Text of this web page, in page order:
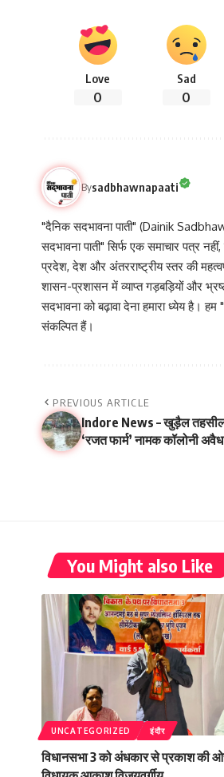
Love
0
Sad
0
Bysadbhawnapaati
"दैनिक सदभावना पाती" (Dainik
सदभावना पाती" सिर्फ एक समाचार पत्र
प्रदेश, देश और अंतरराष्ट्रीय स्तर की
शासन-प्रशासन में व्याप्त गड़बड़ियों और
सदभावना को बढ़ावा देना हमारा ध्येय है।
संकल्पित हैं।
PREVIOUS ARTICLE
Indore News – खुड़ैल तहसील
‘रजत फार्म’ नामक कॉलोनी अवैध
You Might also Like
UNCATEGORIZED इंदौर
विधानसभा 3 को अंधकार से प्रकाश की